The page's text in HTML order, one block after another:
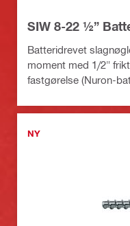
SIW 8-22 ½”
Batteridrevet
moment med 1/2"
fastgørelse (Nuron-
NY